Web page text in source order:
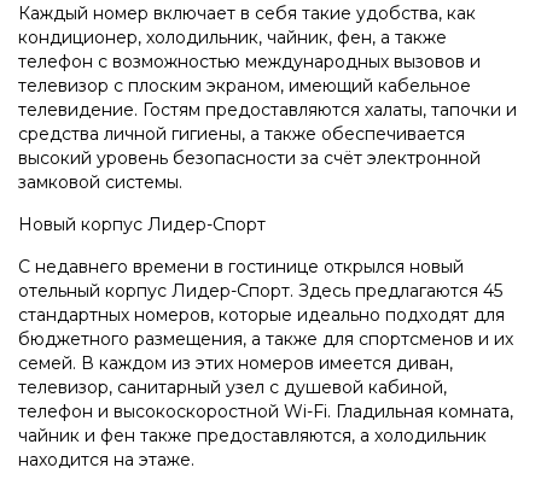
Каждый номер включает в себя такие удобства, как
кондиционер, холодильник, чайник, фен, а также
телефон с возможностью международных вызовов и
телевизор с плоским экраном, имеющий кабельное
телевидение. Гостям предоставляются халаты, тапочки и
средства личной гигиены, а также обеспечивается
высокий уровень безопасности за счёт электронной
замковой системы.
Новый корпус Лидер-Спорт
С недавнего времени в гостинице открылся новый
отельный корпус Лидер-Спорт. Здесь предлагаются 45
стандартных номеров, которые идеально подходят для
бюджетного размещения, а также для спортсменов и их
семей. В каждом из этих номеров имеется диван,
телевизор, санитарный узел с душевой кабиной,
телефон и высокоскоростной Wi-Fi. Гладильная комната,
чайник и фен также предоставляются, а холодильник
находится на этаже.